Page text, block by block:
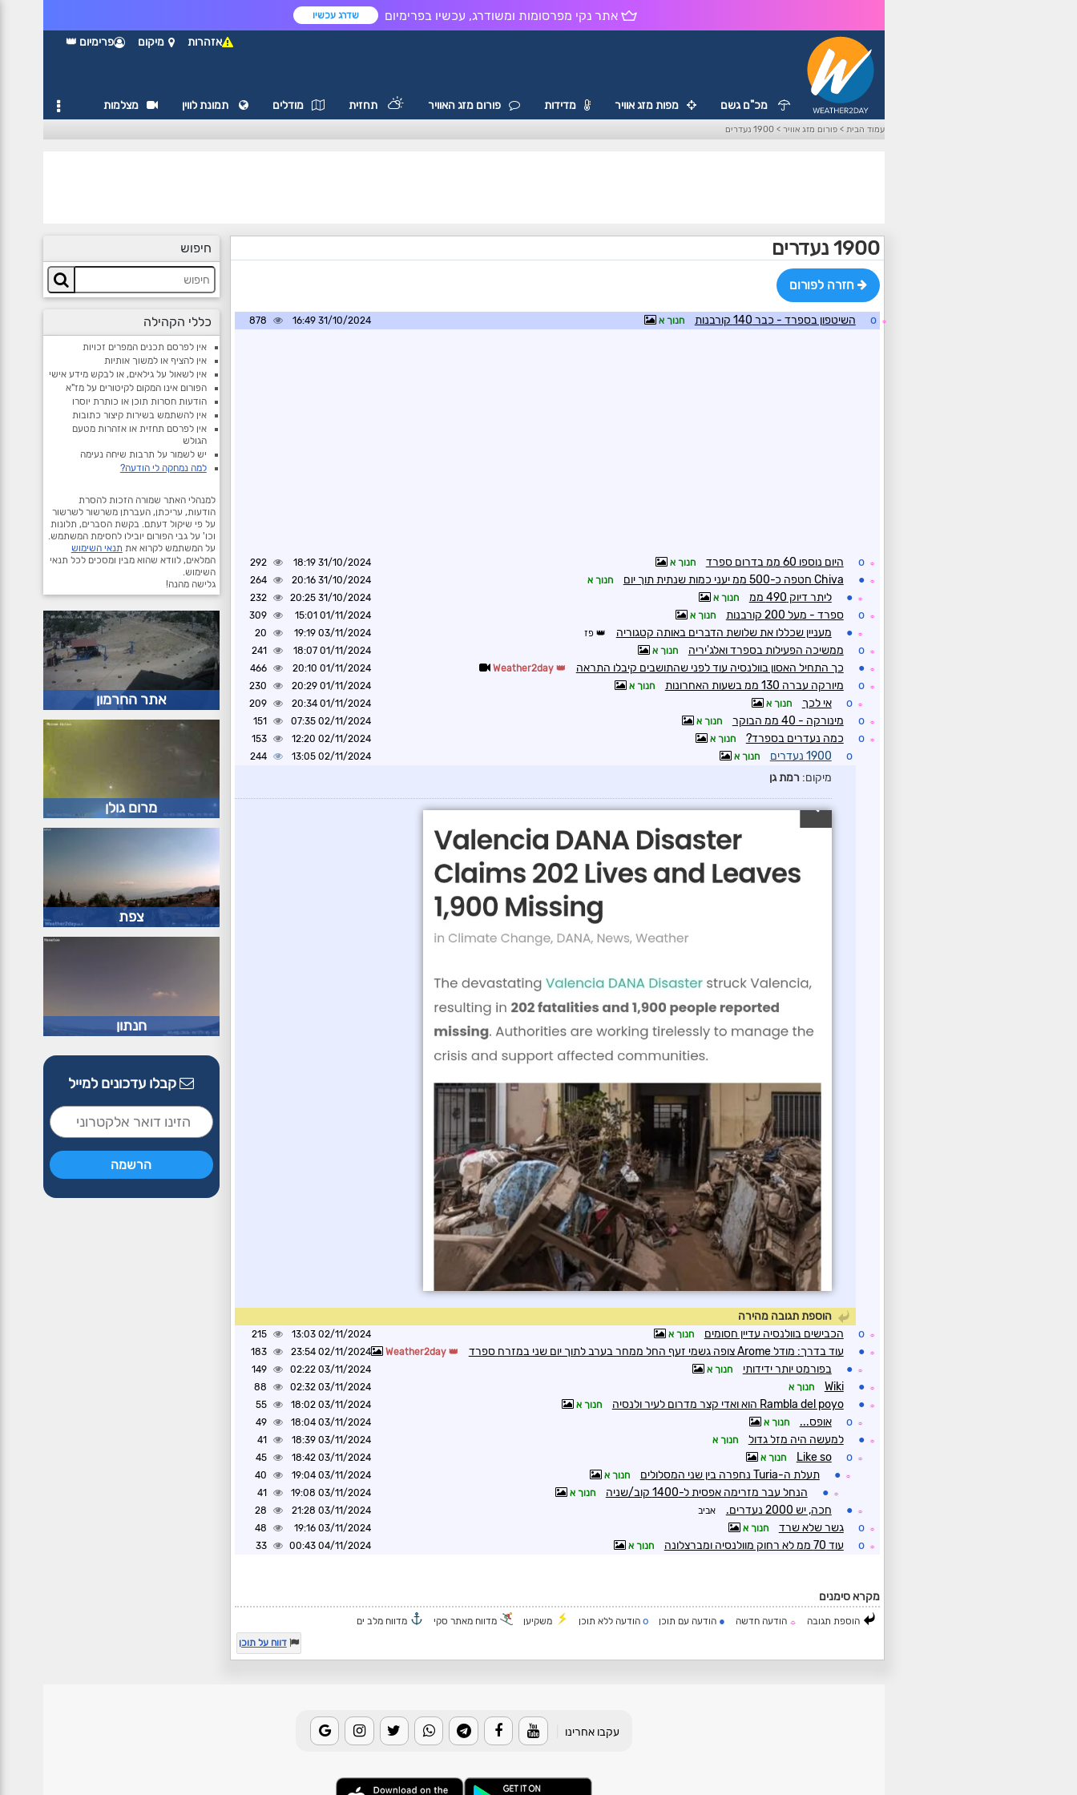
אתר נקי מפרסומות ומשודרג, עכשיו בפרימיום שדרג עכשיו
אזהרות מיקום פרימיום 👑
מכ"ם גשם מפות מזג אוויר מדידות פורום מזג האוויר תחזית מודלים תמונת לווין מצלמות
עמוד הבית >פורום מזג אוויר >1900 נעדרים
1900 נעדרים
חזרה לפורום
☼
o השיטפון בספרד - כבר 140 קורבנות חנוך א 31/10/2024 16:49
878
☼
o היום נוספו 60 ממ בדרום ספרד חנוך א 31/10/2024 18:19
292
☼
● Chiva חטפה כ-500 ממ יעני כמות שנתית תוך יום חנוך א 31/10/2024 20:16
264
☼
● ליתר דיוק 490 ממ חנוך א 31/10/2024 20:25
232
☼
o ספרד - מעל 200 קורבנות חנוך א 01/11/2024 15:01
309
☼
● מעניין שכללו את שלושת הדברים באותה קטגוריה פז 03/11/2024 19:19
20
☼
o ממשיכה הפעילות בספרד ואלג'יריה חנוך א 01/11/2024 18:07
241
☼
● כך התחיל האסון בוולנסיה עוד לפני שהתושבים קיבלו התראה Weather2day
01/11/2024 20:10
466
☼
o מיורקה עברה 130 ממ בשעות האחרונות חנוך א 01/11/2024 20:29
230
☼
o אי לכך חנוך א 01/11/2024 20:34
209
☼
o מינורקה - 40 ממ הבוקר חנוך א 02/11/2024 07:35
151
☼
o כמה נעדרים בספרד? חנוך א 02/11/2024 12:20
153
o 1900 נעדרים חנוך א 02/11/2024 13:05
244
מיקום: רמת גן
הוספת תגובה מהירה
☼
o הכבישים בוולנסיה עדיין חסומים חנוך א 02/11/2024 13:03
215
☼
● עוד בדרך: מודל Arome צופה גשמי זעף החל ממחר בערב לתוך יום שני במזרח ספרד Weather2day
02/11/2024 23:54
183
☼
● בפורמט יותר ידידותי חנוך א 03/11/2024 02:22
149
☼
●
Wiki חנוך א 03/11/2024 02:32
88
☼
● Rambla del poyo הוא ואדי קצר מדרום לעיר ולנסיה חנוך א 03/11/2024 18:02
55
☼
o אופס... חנוך א 03/11/2024 18:04
49
☼
● למעשה היה מזל גדול חנוך א 03/11/2024 18:39
41
☼
o
Like so חנוך א 03/11/2024 18:42
45
☼
● תעלת ה-Turia נחפרה בין שני המסלולים חנוך א 03/11/2024 19:04
40
☼
● הנחל עבר מזרימה אפסית ל-1400 קוב/שניה חנוך א 03/11/2024 19:08
41
☼
● חכה, יש 2000 נעדרים. אביב 03/11/2024 21:28
28
☼
o גשר שלא שרד חנוך א 03/11/2024 19:16
48
☼
o עוד 70 ממ לא רחוק מוולנסיה ומברצלונה חנוך א 04/11/2024 00:43
33
מקרא סימנים
הוספת תגובה ☼ הודעה חדשה ● הודעה עם תוכן o הודעה ללא תוכן משקיען מדווח מאתר סקי
מדווח מלב ים
דווח על תוכן
חיפוש
כללי הקהילה
אין לפרסם תכנים המפרים זכויות
אין להציף או למשוך אותיות
אין לשאול על גילאים, או לבקש מידע אישי
הפורום אינו המקום לקיטורים על מז"א
הודעות חסרות תוכן או כותרת יוסרו
אין להשתמש בשירות קיצור כתובות
אין לפרסם תחזית או אזהרות מטעם
הגולש
יש לשמור על תרבות שיחה נעימה
למה נמחקה לי הודעה?
למנהלי האתר שמורה הזכות להסרת
הודעות, עריכתן, העברתן משרשור לשרשור
על פי שיקול דעתם. בקשת הסברים, תלונות
וכו' על גבי הפורום יובילו לחסימת המשתמש.
על המשתמש לקרוא את תנאי השימוש
המלאים, לוודא שהוא מבין ומסכים לכל תנאי
השימוש.
גלישה מהנה!
אתר החרמון
מרום גולן
צפת
חנתון
קבלו עדכונים למייל
עקבו אחרינו